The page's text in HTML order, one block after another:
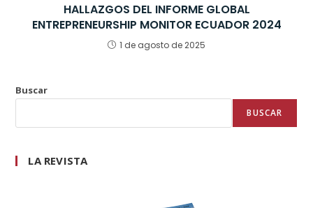
HALLAZGOS DEL INFORME GLOBAL
ENTREPRENEURSHIP MONITOR ECUADOR 2024
1 de agosto de 2025
Buscar
BUSCAR
LA REVISTA